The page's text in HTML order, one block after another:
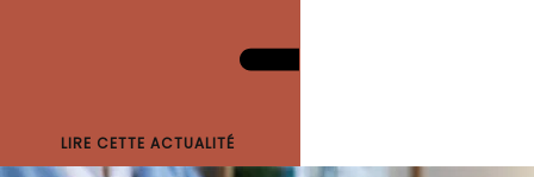
LIRE CETTE ACTUALITÉ